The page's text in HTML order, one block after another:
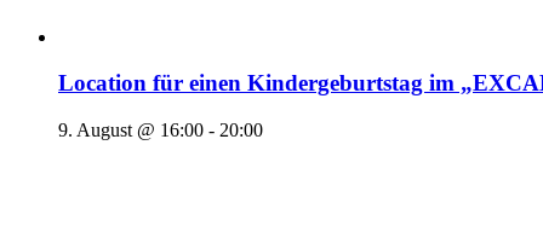
Location für einen Kindergeburtstag im
9. August @ 16:00 - 20:00